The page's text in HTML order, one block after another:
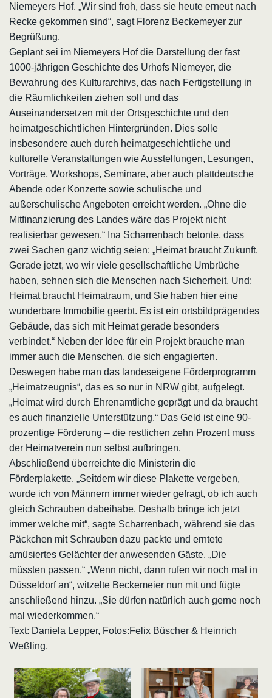
Niemeyers Hof. „Wir sind froh, dass sie heute erneut nach
Recke gekommen sind“, sagt Florenz Beckemeyer zur
Begrüßung.
Geplant sei im Niemeyers Hof die Darstellung der fast
1000-jährigen Geschichte des Urhofs Niemeyer, die
Bewahrung des Kulturarchivs, das nach Fertigstellung in
die Räumlichkeiten ziehen soll und das
Auseinandersetzen mit der Ortsgeschichte und den
heimatgeschichtlichen Hintergründen. Dies solle
insbesondere auch durch heimatgeschichtliche und
kulturelle Veranstaltungen wie Ausstellungen, Lesungen,
Vorträge, Workshops, Seminare, aber auch plattdeutsche
Abende oder Konzerte sowie schulische und
außerschulische Angeboten erreicht werden. „Ohne die
Mitfinanzierung des Landes wäre das Projekt nicht
realisierbar gewesen.“ Ina Scharrenbach betonte, dass
zwei Sachen ganz wichtig seien: „Heimat braucht Zukunft.
Gerade jetzt, wo wir viele gesellschaftliche Umbrüche
haben, sehnen sich die Menschen nach Sicherheit. Und:
Heimat braucht Heimatraum, und Sie haben hier eine
wunderbare Immobilie geerbt. Es ist ein ortsbildprägendes
Gebäude, das sich mit Heimat gerade besonders
verbindet.“ Neben der Idee für ein Projekt brauche man
immer auch die Menschen, die sich engagierten.
Deswegen habe man das landeseigene Förderprogramm
„Heimatzeugnis“, das es so nur in NRW gibt, aufgelegt.
„Heimat wird durch Ehrenamtliche geprägt und da braucht
es auch finanzielle Unterstützung.“ Das Geld ist eine 90-
prozentige Förderung – die restlichen zehn Prozent muss
der Heimatverein nun selbst aufbringen.
Abschließend überreichte die Ministerin die
Förderplakette. „Seitdem wir diese Plakette vergeben,
wurde ich von Männern immer wieder gefragt, ob ich auch
gleich Schrauben dabeihabe. Deshalb bringe ich jetzt
immer welche mit“, sagte Scharrenbach, während sie das
Päckchen mit Schrauben dazu packte und erntete
amüsiertes Gelächter der anwesenden Gäste. „Die
müssten passen.“ „Wenn nicht, dann rufen wir noch mal in
Düsseldorf an“, witzelte Beckemeier nun mit und fügte
anschließend hinzu. „Sie dürfen natürlich auch gerne noch
mal wiederkommen.“
Text: Daniela Lepper, Fotos:Felix Büscher & Heinrich
Weßling.